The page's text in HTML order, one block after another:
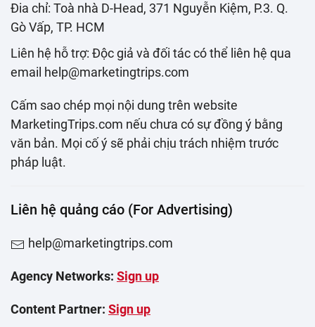
Đia chỉ: Toà nhà D-Head, 371 Nguyễn Kiệm, P.3. Q.
Gò Vấp, TP. HCM
Liên hệ hỗ trợ: Độc giả và đối tác có thể liên hệ qua
email help@marketingtrips.com
Cấm sao chép mọi nội dung trên website
MarketingTrips.com nếu chưa có sự đồng ý bằng
văn bản. Mọi cố ý sẽ phải chịu trách nhiệm trước
pháp luật.
Liên hệ quảng cáo (For Advertising)
help@marketingtrips.com
Agency Networks: Sign up
Content Partner: Sign up